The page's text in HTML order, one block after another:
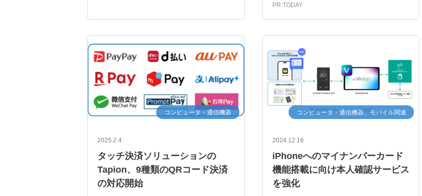
業務効率
PR TODAY
コンピュータ・通信機器
2025.2.4
タッチ決済ソリューションの
Tapion、9種類のQRコード決済
の対応開始
コンピュータ・通信機器、モバイル関連
2024.12.16
iPhoneへのマイナンバーカード
機能搭載に向け本人確認サービス
を強化